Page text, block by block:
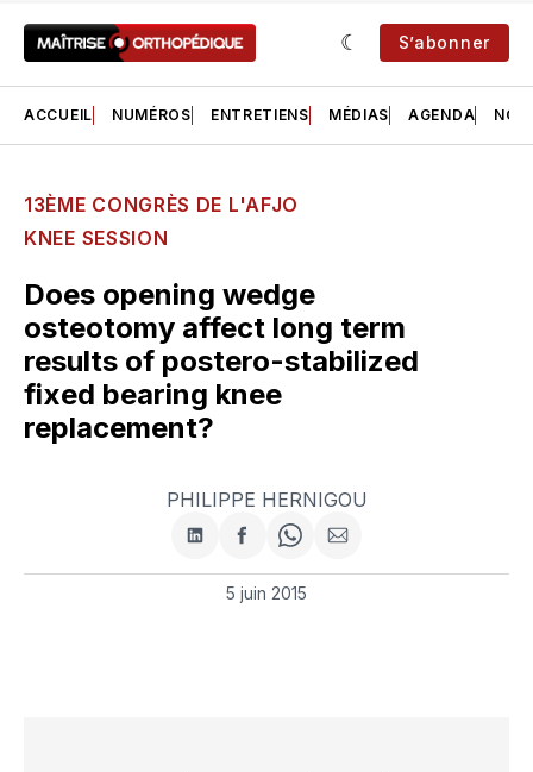
S’abonner
ACCUEIL NUMÉROS ENTRETIENS MÉDIAS AGENDA NOS
13ÈME CONGRÈS DE L'AFJO
KNEE SESSION
Does opening wedge
osteotomy affect long term
results of postero-stabilized
fixed bearing knee
replacement?
PHILIPPE HERNIGOU
Partager
sur
LinkedIn
Partager
sur
Facebook
Share
on
WhatsApp
Partager
par
5 juin 2015